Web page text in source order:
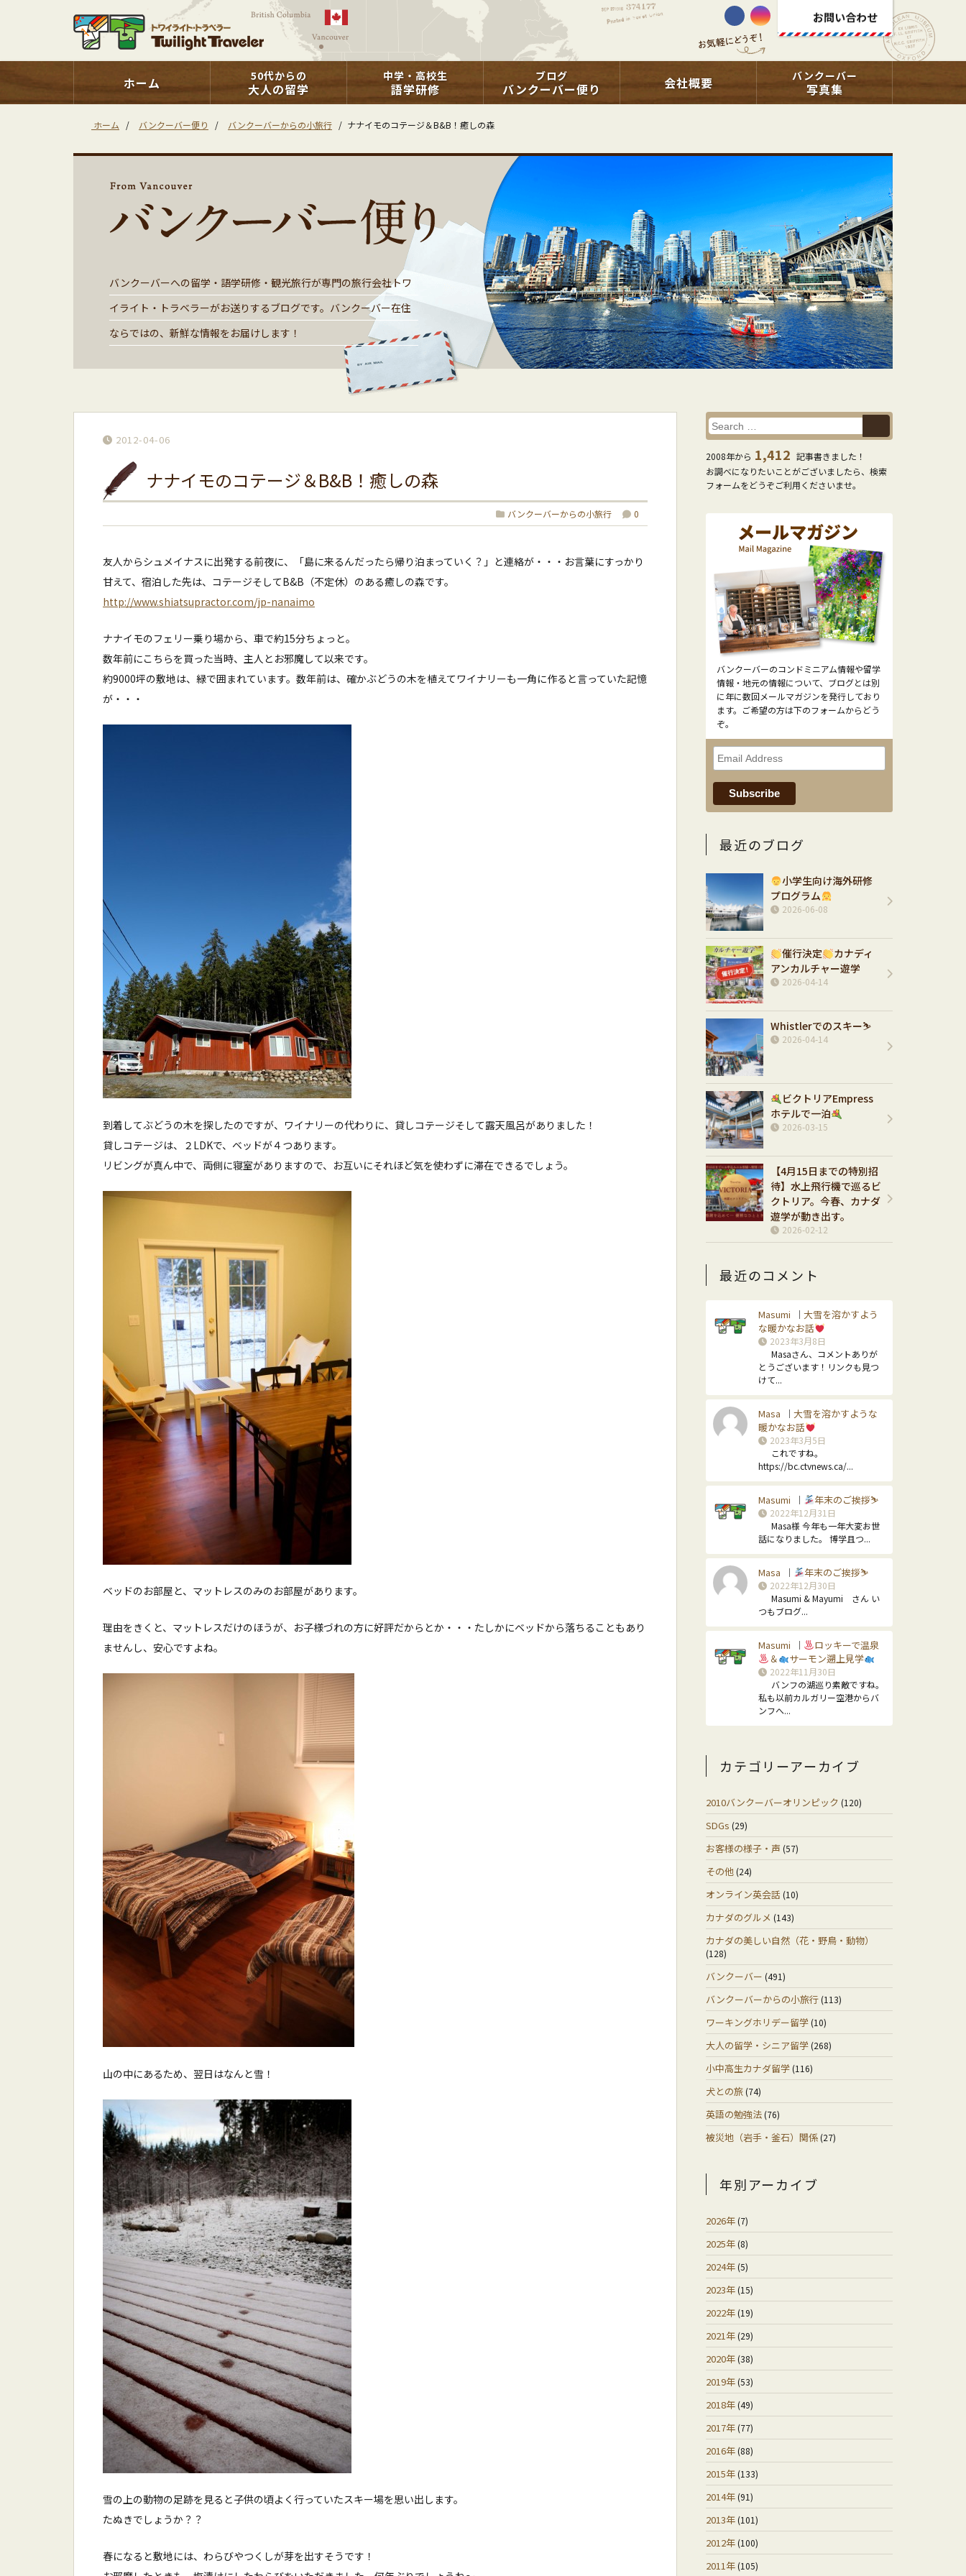
お問い合わせ
ホーム 50代からの
大人の留学
中学・高校生
語学研修
ブログ
バンクーバー便り 会社概要 バンクーバー
写真集
ホーム / バンクーバー便り / バンクーバーからの小旅行 / ナナイモのコテージ＆B&B！癒しの森
バンクーバーへの留学・語学研修・観光旅行が専門の旅行会社トワ
イライト・トラベラーがお送りするブログです。バンクーバー在住
ならではの、新鮮な情報をお届けします！
2012-04-06
ナナイモのコテージ＆B&B！癒しの森
バンクーバーからの小旅行 0
友人からシュメイナスに出発する前夜に、「島に来るんだったら帰り泊まっていく？」と連絡が・・・お言葉にすっかり
甘えて、宿泊した先は、コテージそしてB&B（不定休）のある癒しの森です。
http://www.shiatsupractor.com/jp-nanaimo
ナナイモのフェリー乗り場から、車で約15分ちょっと。
数年前にこちらを買った当時、主人とお邪魔して以来です。
約9000坪の敷地は、緑で囲まれています。数年前は、確かぶどうの木を植えてワイナリーも一角に作ると言っていた記憶
が・・・
到着してぶどうの木を探したのですが、ワイナリーの代わりに、貸しコテージそして露天風呂がありました！
貸しコテージは、２LDKで、ベッドが４つあります。
リビングが真ん中で、両側に寝室がありますので、お互いにそれほど気を使わずに滞在できるでしょう。
ベッドのお部屋と、マットレスのみのお部屋があります。
理由をきくと、マットレスだけのほうが、お子様づれの方に好評だからとか・・・たしかにベッドから落ちることもあり
ませんし、安心ですよね。
山の中にあるため、翌日はなんと雪！
雪の上の動物の足跡を見ると子供の頃よく行っていたスキー場を思い出します。
たぬきでしょうか？？
春になると敷地には、わらびやつくしが芽を出すそうです！
2008年から 1,412 記事書きました！
お調べになりたいことがございましたら、検索
フォームをどうぞご利用くださいませ。
バンクーバーのコンドミニアム情報や留学
情報・地元の情報について、ブログとは別
に年に数回メールマガジンを発行しており
ます。ご希望の方は下のフォームからどう
ぞ。
最近のブログ
小学生向け海外研修
プログラム
2026-06-08
催行決定
カナディ
アンカルチャー遊学
2026-04-14
Whistlerでのスキー⛷️
2026-04-14
ビクトリアEmpress
ホテルで一泊
2026-03-15
【4月15日までの特別招
待】水上飛行機で巡るビ
クトリア。今春、カナダ
遊学が動き出す。
2026-02-12
最近のコメント
Masumi ｜ 大雪を溶かすよう
な暖かなお話
2023年3月8日
Masaさん、コメントありが
とうございます！リンクも見つ
けて...
Masa ｜ 大雪を溶かすような
暖かなお話
2023年3月5日
これですね。
https://bc.ctvnews.ca/...
Masumi ｜ 年末のご挨拶⛷
2022年12月31日
Masa様 今年も一年大変お世
話になりました。 博学且つ...
Masa ｜ 年末のご挨拶⛷
2022年12月30日
Masumi & Mayumi さん い
つもブログ...
Masumi ｜
ロッキーで温泉
＆
サーモン遡上見学
2022年11月30日
バンフの湖巡り素敵ですね。
私も以前カルガリー空港からバ
ンフへ...
カテゴリーアーカイブ
2010バンクーバーオリンピック (120)
SDGs (29)
お客様の様子・声 (57)
その他(24)
オンライン英会話 (10)
カナダのグルメ (143)
カナダの美しい自然（花・野鳥・動物）
(128)
バンクーバー (491)
バンクーバーからの小旅行(113)
ワーキングホリデー留学(10)
大人の留学・シニア留学(268)
小中高生カナダ留学(116)
犬との旅(74)
英語の勉強法(76)
被災地（岩手・釜石）関係(27)
年別アーカイブ
2026年(7)
2025年(8)
2024年(5)
2023年(15)
2022年(19)
2021年(29)
2020年(38)
2019年(53)
2018年(49)
2017年(77)
2016年(88)
2015年(133)
2014年(91)
2013年(101)
2012年(100)
2011年(105)